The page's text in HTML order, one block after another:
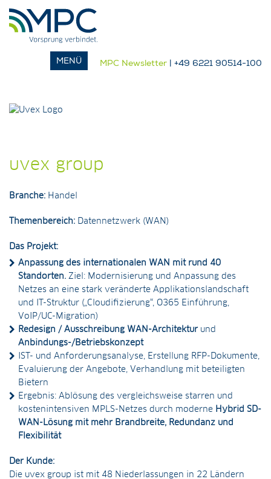
MPC Newsletter | +49 6221 90514-100
uvex group
Branche: Handel
Themenbereich: Datennetzwerk (WAN)
Das Projekt:
Anpassung des internationalen WAN mit rund 40
Standorten. Ziel: Modernisierung und Anpassung des
Netzes an eine stark veränderte Applikationslandschaft
und IT-Struktur („Cloudifizierung“, O365 Einführung,
VoIP/UC-Migration)
Redesign / Ausschreibung WAN-Architektur und
Anbindungs-/Betriebskonzept
IST- und Anforderungsanalyse, Erstellung RFP-Dokumente,
Evaluierung der Angebote, Verhandlung mit beteiligten
Bietern
Ergebnis: Ablösung des vergleichsweise starren und
kostenintensiven MPLS-Netzes durch moderne Hybrid SD-
WAN-Lösung mit mehr Brandbreite, Redundanz und
Flexibilität
Der Kunde:
Die uvex group ist mit 48 Niederlassungen in 22 Ländern